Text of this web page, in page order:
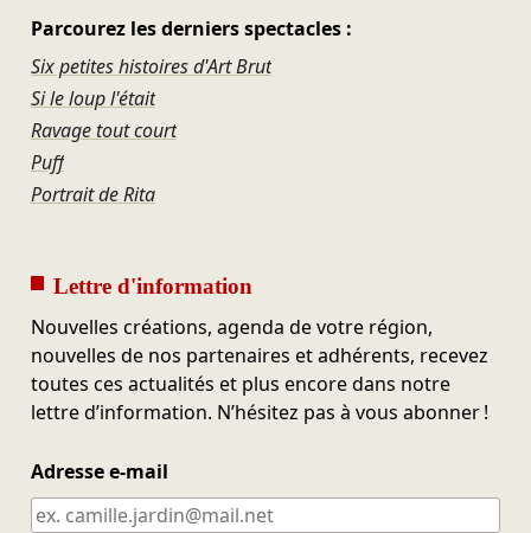
Parcourez les derniers spectacles :
Six petites histoires d'Art Brut
Si le loup l'était
Ravage tout court
Puff
Portrait de Rita
Lettre d'information
Nouvelles créations, agenda de votre région,
nouvelles de nos partenaires et adhérents, recevez
toutes ces actualités et plus encore dans notre
lettre d’information. N’hésitez pas à vous abonner !
Adresse e-mail